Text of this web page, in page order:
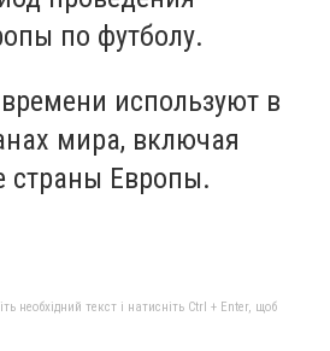
по футболу.
используют в
мира, включая
страны Европы.
необхідний текст і натисніть Ctrl + Enter, щоб